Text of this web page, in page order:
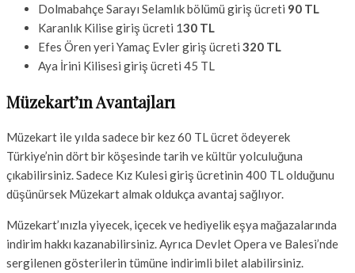
Dolmabahçe Sarayı Selamlık bölümü giriş ücreti 90 TL
Karanlık Kilise giriş ücreti 130 TL
Efes Ören yeri Yamaç Evler giriş ücreti 320 TL
Aya İrini Kilisesi giriş ücreti 45 TL
Müzekart’ın Avantajları
Müzekart ile yılda sadece bir kez 60 TL ücret ödeyerek
Türkiye’nin dört bir köşesinde tarih ve kültür yolculuğuna
çıkabilirsiniz. Sadece Kız Kulesi giriş ücretinin 400 TL olduğunu
düşünürsek Müzekart almak oldukça avantaj sağlıyor.
Müzekart’ınızla yiyecek, içecek ve hediyelik eşya mağazalarında
indirim hakkı kazanabilirsiniz. Ayrıca Devlet Opera ve Balesi’nde
sergilenen gösterilerin tümüne indirimli bilet alabilirsiniz.